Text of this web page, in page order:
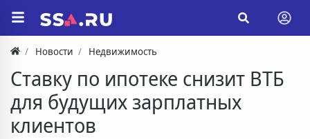
Новости Недвижимость
Ставку по ипотеке снизит ВТБ
для будущих зарплатных
клиентов